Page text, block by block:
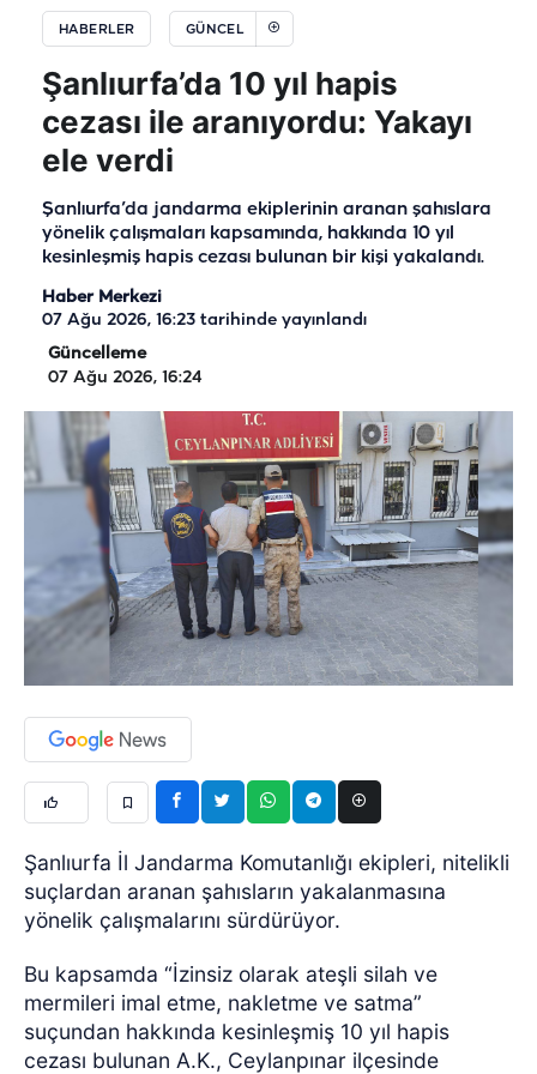
HABERLER GÜNCEL
Şanlıurfa’da 10 yıl hapis
cezası ile aranıyordu: Yakayı
ele verdi
Şanlıurfa’da jandarma ekiplerinin aranan şahıslara
yönelik çalışmaları kapsamında, hakkında 10 yıl
kesinleşmiş hapis cezası bulunan bir kişi yakalandı.
Haber Merkezi
07 Ağu 2026, 16:23 tarihinde yayınlandı
Güncelleme
07 Ağu 2026, 16:24
Şanlıurfa İl Jandarma Komutanlığı ekipleri, nitelikli
suçlardan aranan şahısların yakalanmasına
yönelik çalışmalarını sürdürüyor.
Bu kapsamda “İzinsiz olarak ateşli silah ve
mermileri imal etme, nakletme ve satma”
suçundan hakkında kesinleşmiş 10 yıl hapis
cezası bulunan A.K., Ceylanpınar ilçesinde